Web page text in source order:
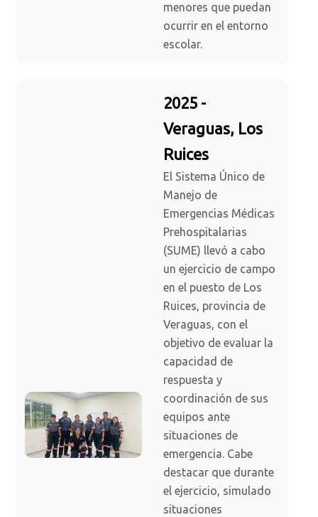
menores que puedan
ocurrir en el entorno
escolar.
2025 -
Veraguas, Los
Ruices
El Sistema Único de
Manejo de
Emergencias Médicas
Prehospitalarias
(SUME) llevó a cabo
un ejercicio de campo
en el puesto de Los
Ruices, provincia de
Veraguas, con el
objetivo de evaluar la
capacidad de
respuesta y
coordinación de sus
equipos ante
situaciones de
emergencia. Cabe
destacar que durante
el ejercicio, simulado
situaciones